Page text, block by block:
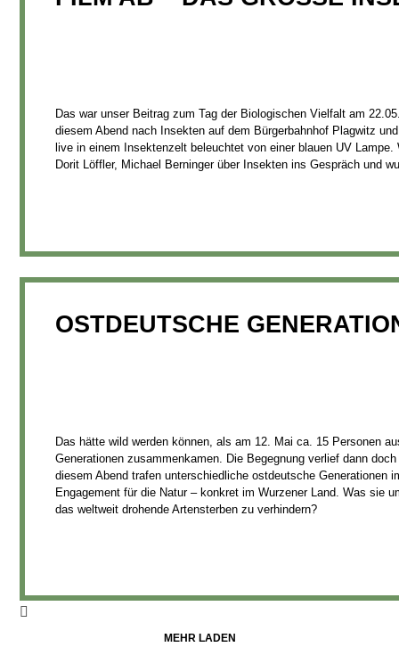
Das war unser Beitrag zum Tag der Biologischen Vielfalt am
diesem Abend nach Insekten auf dem Bürgerbahnhof Plagwitz
live in einem Insektenzelt beleuchtet von einer blauen UV
Dorit Löffler, Michael Berninger über Insekten ins Gespräch und
OSTDEUTSCHE
Das hätte wild werden können, als am 12. Mai ca. 15 Personen
Generationen zusammenkamen. Die Begegnung verlief dann
diesem Abend trafen unterschiedliche ostdeutsche Generationen
Engagement für die Natur – konkret im Wurzener Land. Was sie
das weltweit drohende Artensterben zu verhindern?
MEHR LADEN